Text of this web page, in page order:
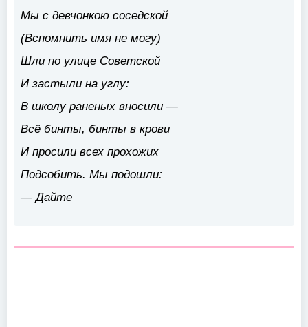
Мы с девчонкою соседской
(Вспомнить имя не могу)
Шли по улице Советской
И застыли на углу:
В школу раненых вносили —
Всё бинты, бинты в крови
И просили всех прохожих
Подсобить. Мы подошли:
— Дайте